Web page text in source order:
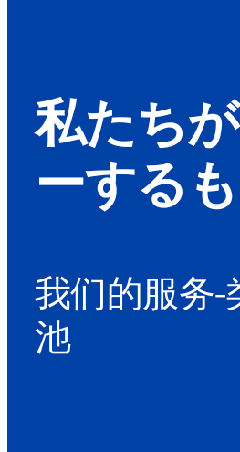
私たち
ーする
我们的服务-
池